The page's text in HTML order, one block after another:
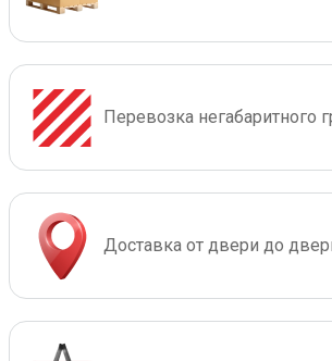
Перевозка негабаритного
Доставка от двери до